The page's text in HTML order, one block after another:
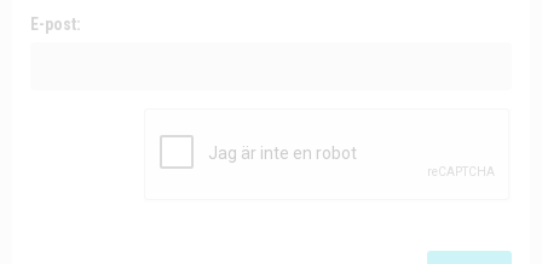
E-post: